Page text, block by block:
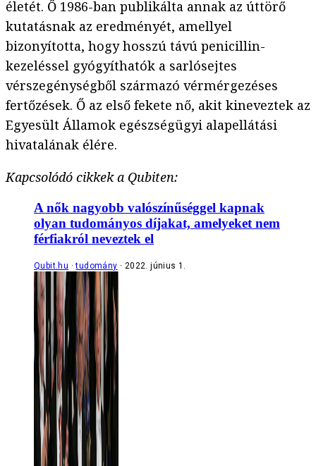
életét. Ő 1986-ban publikálta annak az úttörő
kutatásnak az eredményét, amellyel
bizonyította, hogy hosszú távú penicillin-
kezeléssel gyógyíthatók a sarlósejtes
vérszegénységből származó vérmérgezéses
fertőzések. Ő az első fekete nő, akit kineveztek az
Egyesült Államok egészségügyi alapellátási
hivatalának élére.
Kapcsolódó cikkek a Qubiten:
A nők nagyobb valószínűséggel kapnak
olyan tudományos díjakat, amelyeket nem
férfiakról neveztek el
Qubit.hu tudomány 2022. június 1.